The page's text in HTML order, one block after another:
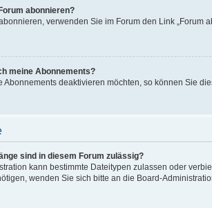
abonnieren?
verwenden Sie im Forum den Link „Forum
meine Abonnements?
Abonnements deaktivieren möchten, so können Sie
sind in diesem Forum zulässig?
kann bestimmte Dateitypen zulassen oder
wenden Sie sich bitte an die Board-